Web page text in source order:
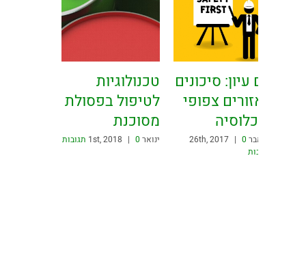
טכנולוגיות
לטיפול בפסולת
מסוכנת
ינואר 1st, 2018 | 0 תגובות
יום עיון: סיכונים
באזורים צפופי
אוכלוסיה
נובמבר 26th, 2017 | 0
תגובות